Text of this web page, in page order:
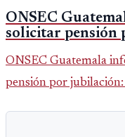
ONSEC
solicitar pensión
ONSEC Guatemala
pensión por